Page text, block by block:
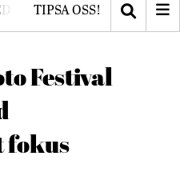
DEBATTPRENUMERERA
TIPSA OSS!
Festival